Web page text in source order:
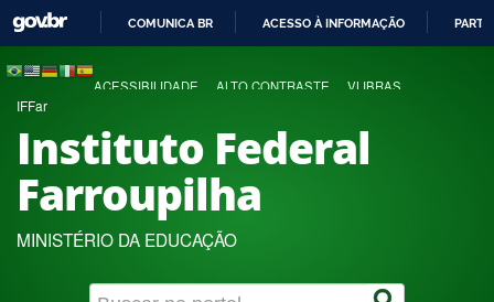
COMUNICA BR ACESSO À INFORMAÇÃO
ACESSIBILIDADE ALTO CONTRASTE VLIBRAS
IFFar
Instituto Federal
Farroupilha
MINISTÉRIO DA EDUCAÇÃO